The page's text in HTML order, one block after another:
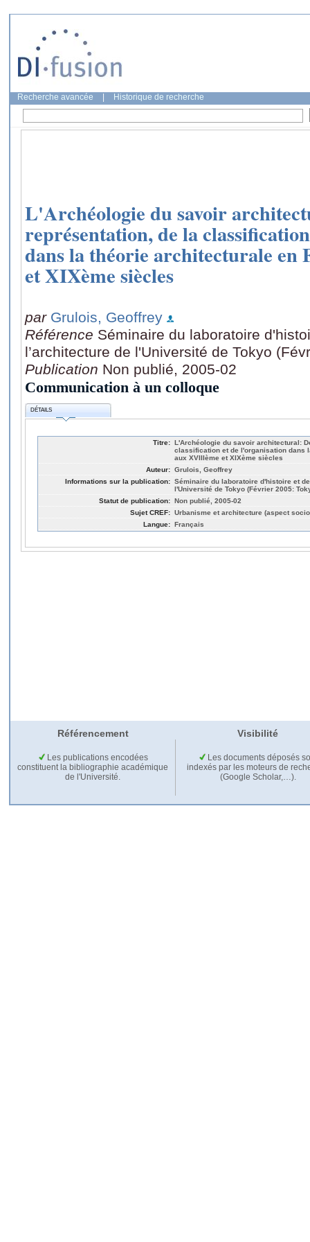
Recherche avancée Historique de recherche
L'Archéologie du savoir
représentation, de la
dans la théorie architecturale
et XIXème siècles
par Grulois, Geoffrey
Référence Séminaire du laboratoire
l’architecture de l'Université de Tokyo
Publication Non publié, 2005-02
Communication à un colloque
DÉTAILS
Titre: L'Archéologie du savoir architectural:
classification et de l'organisation dans
aux XVIIIème et XIXème siècles
Auteur: Grulois, Geoffrey
Informations sur la publication: Séminaire du laboratoire d'histoire et
l'Université de Tokyo (Février 2005:
Statut de publication: Non publié, 2005-02
Sujet CREF: Urbanisme et architecture (aspect
Langue: Français
Référencement Visibilité
Les publications encodées
constituent la bibliographie académique
de l'Université.
Les documents déposés
indexés par les moteurs de
(Google Scholar,…).